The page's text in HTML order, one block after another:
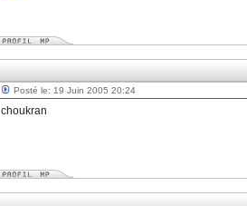
Posté le: 19 Juin 2005 20:24
choukran